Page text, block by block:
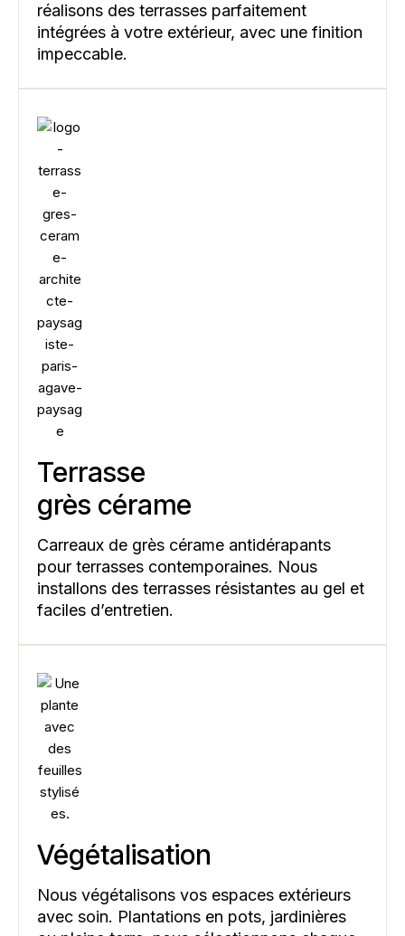
réalisons des terrasses parfaitement
intégrées à votre extérieur, avec une finition
impeccable.
Terrasse
grès cérame
Carreaux de grès cérame antidérapants
pour terrasses contemporaines. Nous
installons des terrasses résistantes au gel et
faciles d’entretien.
Végétalisation
Nous végétalisons vos espaces extérieurs
avec soin. Plantations en pots, jardinières